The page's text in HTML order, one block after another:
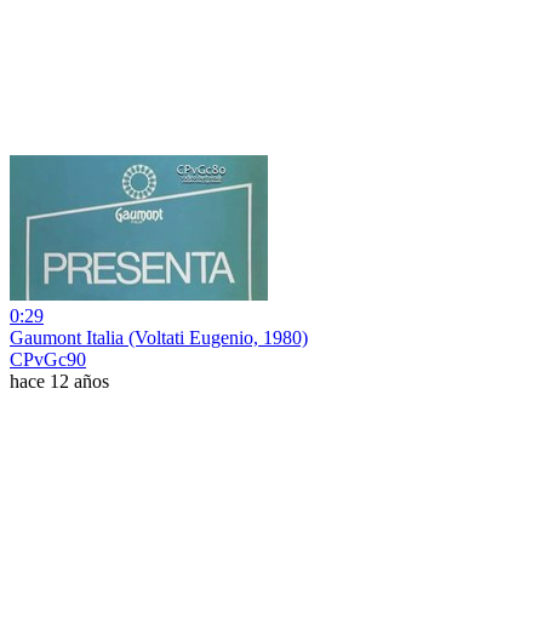
0:29
Gaumont Italia (Voltati Eugenio, 1980)
CPvGc90
hace 12 años